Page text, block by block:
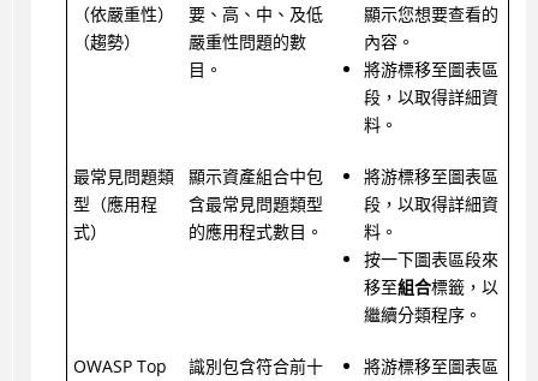
（依嚴重性）
（趨勢）
要、高、中、及低
嚴重性問題的數
目。
顯示您想要查看的
內容。
將游標移至圖表區
段，以取得詳細資
料。
最常見問題類
型（應用程
式）
顯示資產組合中包
含最常見問題類型
的應用程式數目。
將游標移至圖表區
段，以取得詳細資
料。
按一下圖表區段來
移至組合標籤，以
繼續分類程序。
OWASP Top
識別包含符合前十
將游標移至圖表區